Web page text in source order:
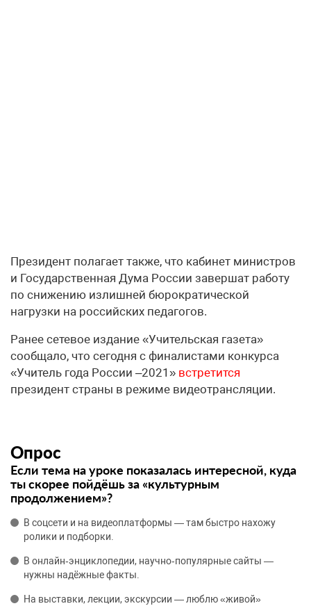
Президент полагает также, что кабинет министров
и Государственная Дума России завершат работу
по снижению излишней бюрократической
нагрузки на российских педагогов.
Ранее сетевое издание «Учительская газета»
сообщало, что сегодня с финалистами конкурса
«Учитель года России –2021» встретится
президент страны в режиме видеотрансляции.
Опрос
Если тема на уроке показалась интересной, куда
ты скорее пойдёшь за «культурным
продолжением»?
В соцсети и на видеоплатформы — там быстро нахожу
ролики и подборки.
В онлайн‑энциклопедии, научно‑популярные сайты —
нужны надёжные факты.
На выставки, лекции, экскурсии — люблю «живой»